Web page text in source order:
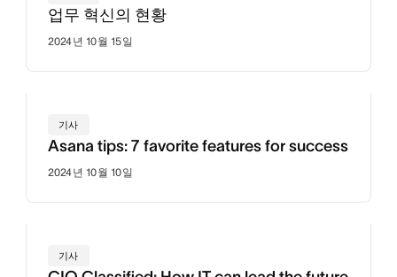
업무 혁신의 현황
2024년 10월 15일
기사
Asana tips: 7 favorite features for success
2024년 10월 10일
기사